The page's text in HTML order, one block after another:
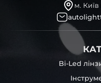
м. Київ
Bi-Led